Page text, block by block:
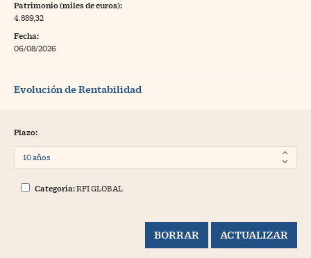
Patrimonio (miles de euros):
4.889,32
Fecha:
06/08/2026
Evolución de Rentabilidad
Plazo:
Categoría:RFI GLOBAL